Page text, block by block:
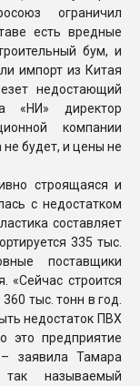
ограничил
есть вредные
бум, и
импорт из Китая
недостающий
«НИ» директор
компании
будет, и цены не
строящаяся и
с недостатком
составляет
335 тыс.
поставщики
«Сейчас строится
тыс. тонн в год.
недостаток ПВХ
это предприятие
заявила Тамара
называемый